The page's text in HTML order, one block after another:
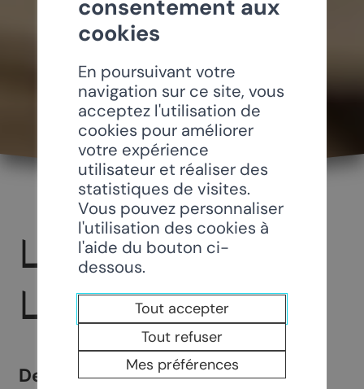
LOTO DE LA
LUDOTHÈQUE
De nombreux lots à gagner, un bel
consentement aux
cookies
En poursuivant votre
navigation sur ce site, vous
acceptez l'utilisation de
cookies pour améliorer
votre expérience
utilisateur et réaliser des
statistiques de visites.
Vous pouvez personnaliser
l'utilisation des cookies à
l'aide du bouton ci-
dessous.
Tout accepter
Tout refuser
Mes préférences